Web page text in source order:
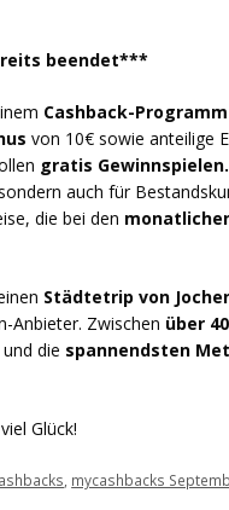
beendet***
Cashback-Programm
von 10€ sowie anteilige
gratis Gewinnspielen.
auch für
die bei den
Städtetrip von
Anbieter. Zwischen über 40
die spannendsten
Glück!
, mycashbacks